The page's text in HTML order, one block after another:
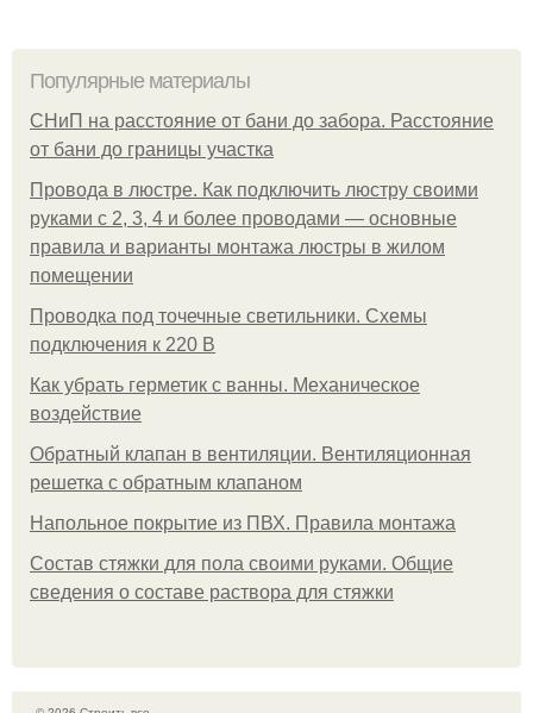
Популярные материалы
СНиП на расстояние от бани до забора. Расстояние
от бани до границы участка
Провода в люстре. Как подключить люстру своими
руками с 2, 3, 4 и более проводами — основные
правила и варианты монтажа люстры в жилом
помещении
Проводка под точечные светильники. Схемы
подключения к 220 В
Как убрать герметик с ванны. Механическое
воздействие
Обратный клапан в вентиляции. Вентиляционная
решетка с обратным клапаном
Напольное покрытие из ПВХ. Правила монтажа
Состав стяжки для пола своими руками. Общие
сведения о составе раствора для стяжки